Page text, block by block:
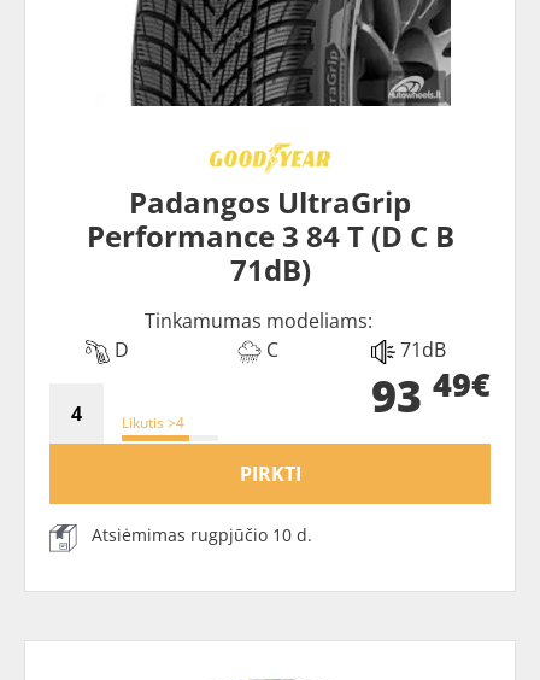
Padangos UltraGrip
Performance 3 84 T (D C B
71dB)
Tinkamumas modeliams:
D
C 71dB
Likutis >4 93 49€
PIRKTI
Atsiėmimas rugpjūčio 10 d.